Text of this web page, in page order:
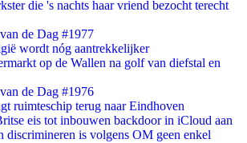
die 's nachts haar vriend bezocht terecht
de Dag #1977
wordt nóg aantrekkelijker
op de Wallen na golf van diefstal en
de Dag #1976
ruimteschip terug naar Eindhoven
eis tot inbouwen backdoor in iCloud aan
discrimineren is volgens OM geen enkel